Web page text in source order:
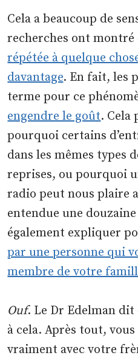
Cela a beaucoup de
recherches ont montré
répétée à quelque
davantage. En fait, les
terme pour ce
engendre le goût. Cela
pourquoi certains
dans les mêmes types
reprises, ou pourquoi
radio peut nous plaire
entendue une
également expliquer
par une personne qui
membre de votre
Ouf. Le Dr Edelman dit
à cela. Après tout,
vraiment avec votre